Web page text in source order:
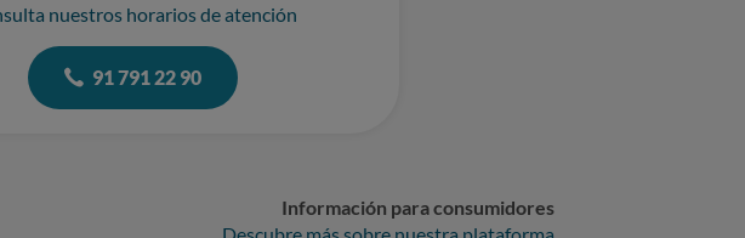
nuestros horarios de atención
91 791 22 90
Información para consumidores